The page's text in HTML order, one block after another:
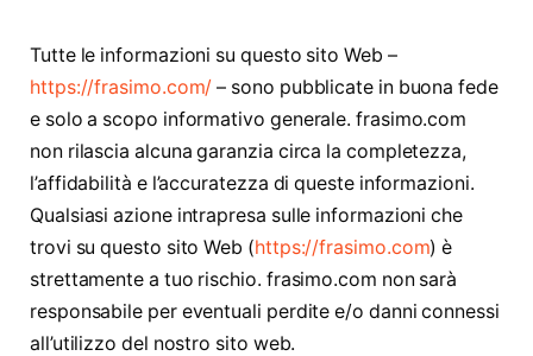
Tutte le informazioni su questo sito Web –
https://frasimo.com/ – sono pubblicate in buona fede
e solo a scopo informativo generale. frasimo.com
non rilascia alcuna garanzia circa la completezza,
l’affidabilità e l’accuratezza di queste informazioni.
Qualsiasi azione intrapresa sulle informazioni che
trovi su questo sito Web (https://frasimo.com) è
strettamente a tuo rischio. frasimo.com non sarà
responsabile per eventuali perdite e/o danni connessi
all’utilizzo del nostro sito web.